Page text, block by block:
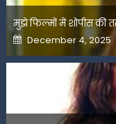
मुझे फिल्मों में शोपीस की
Posted
on
December 4, 2025